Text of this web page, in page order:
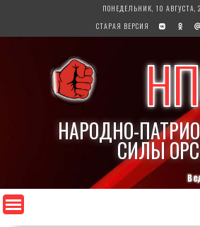
содержимому
ПОНЕДЕЛЬНИК, 10 АВГУСТА,
СТАРАЯ ВЕРСИЯ
НАРОДНО-
СИЛЫ